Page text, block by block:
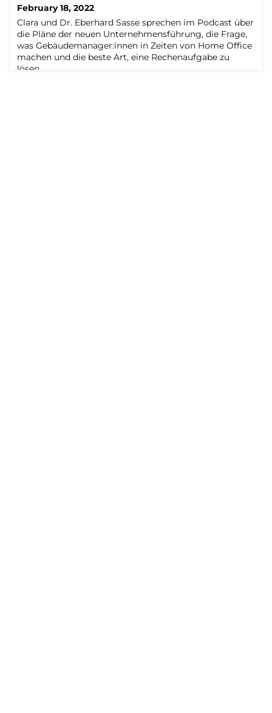
February 18, 2022
Clara und Dr. Eberhard Sasse sprechen im Podcast über
die Pläne der neuen Unternehmensführung, die Frage,
was Gebäudemanager:innen in Zeiten von Home Office
machen und die beste Art, eine Rechenaufgabe zu
lösen.